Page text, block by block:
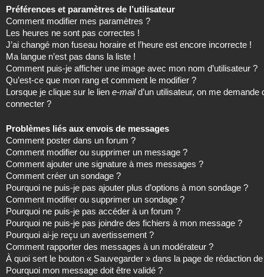
Préférences et paramètres de l’utilisateur
Comment modifier mes paramètres ?
Les heures ne sont pas correctes !
J’ai changé mon fuseau horaire et l’heure est encore incorrecte !
Ma langue n’est pas dans la liste !
Comment puis-je afficher une image avec mon nom d’utilisateur ?
Qu’est-ce que mon rang et comment le modifier ?
Lorsque je clique sur le lien e-maild’un utilisateur, on me demande
connecter ?
Problèmes liés aux envois de messages
Comment poster dans un forum ?
Comment modifier ou supprimer un message ?
Comment ajouter une signature à mes messages ?
Comment créer un sondage ?
Pourquoi ne puis-je pas ajouter plus d’options à mon sondage ?
Comment modifier ou supprimer un sondage ?
Pourquoi ne puis-je pas accéder à un forum ?
Pourquoi ne puis-je pas joindre des fichiers à mon message ?
Pourquoi ai-je reçu un avertissement ?
Comment rapporter des messages à un modérateur ?
À quoi sert le bouton « Sauvegarder » dans la page de rédaction
Pourquoi mon message doit être validé ?